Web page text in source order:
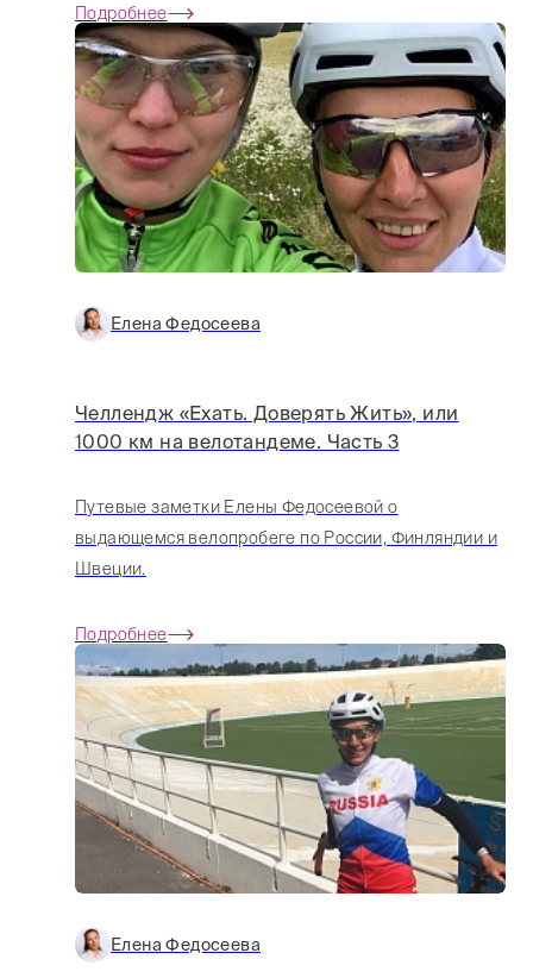
Подробнее
Елена Федосеева
Челлендж «Ехать. Доверять Жить», или
1000 км на велотандеме. Часть 3
Путевые заметки Елены Федосеевой о
выдающемся велопробеге по России, Финляндии и
Швеции.
Подробнее
Елена Федосеева